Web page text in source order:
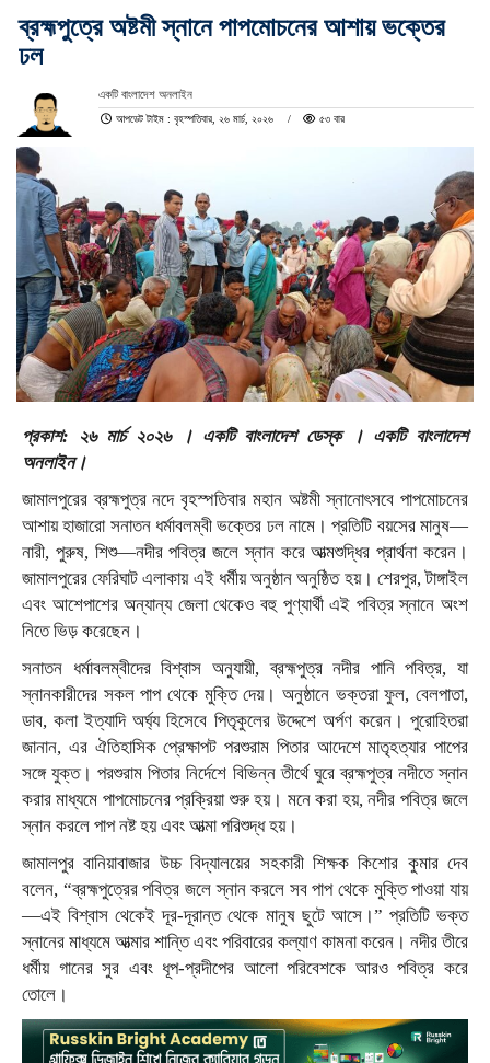
ব্রহ্মপুত্রে অষ্টমী স্নানে পাপমোচনের আশায় ভক্তের
ঢল
একটি বাংলাদেশ অনলাইন
আপডেট টাইম : বৃহস্পতিবার, ২৬ মার্চ, ২০২৬ ৫৩ বার
প্রকাশ: ২৬ মার্চ ২০২৬ । একটি বাংলাদেশ ডেস্ক । একটি বাংলাদেশ
অনলাইন।
জামালপুরের ব্রহ্মপুত্র নদে বৃহস্পতিবার মহান অষ্টমী স্নানোৎসবে পাপমোচনের
আশায় হাজারো সনাতন ধর্মাবলম্বী ভক্তের ঢল নামে। প্রতিটি বয়সের মানুষ—
নারী, পুরুষ, শিশু—নদীর পবিত্র জলে স্নান করে আত্মশুদ্ধির প্রার্থনা করেন।
জামালপুরের ফেরিঘাট এলাকায় এই ধর্মীয় অনুষ্ঠান অনুষ্ঠিত হয়। শেরপুর, টাঙ্গাইল
এবং আশেপাশের অন্যান্য জেলা থেকেও বহু পুণ্যার্থী এই পবিত্র স্নানে অংশ
নিতে ভিড় করেছেন।
সনাতন ধর্মাবলম্বীদের বিশ্বাস অনুযায়ী, ব্রহ্মপুত্র নদীর পানি পবিত্র, যা
স্নানকারীদের সকল পাপ থেকে মুক্তি দেয়। অনুষ্ঠানে ভক্তরা ফুল, বেলপাতা,
ডাব, কলা ইত্যাদি অর্ঘ্য হিসেবে পিতৃকুলের উদ্দেশে অর্পণ করেন। পুরোহিতরা
জানান, এর ঐতিহাসিক প্রেক্ষাপট পরশুরাম পিতার আদেশে মাতৃহত্যার পাপের
সঙ্গে যুক্ত। পরশুরাম পিতার নির্দেশে বিভিন্ন তীর্থে ঘুরে ব্রহ্মপুত্র নদীতে স্নান
করার মাধ্যমে পাপমোচনের প্রক্রিয়া শুরু হয়। মনে করা হয়, নদীর পবিত্র জলে
স্নান করলে পাপ নষ্ট হয় এবং আত্মা পরিশুদ্ধ হয়।
জামালপুর বানিয়াবাজার উচ্চ বিদ্যালয়ের সহকারী শিক্ষক কিশোর কুমার দেব
বলেন, “ব্রহ্মপুত্রের পবিত্র জলে স্নান করলে সব পাপ থেকে মুক্তি পাওয়া যায়
—এই বিশ্বাস থেকেই দূর-দূরান্ত থেকে মানুষ ছুটে আসে।” প্রতিটি ভক্ত
স্নানের মাধ্যমে আত্মার শান্তি এবং পরিবারের কল্যাণ কামনা করেন। নদীর তীরে
ধর্মীয় গানের সুর এবং ধূপ-প্রদীপের আলো পরিবেশকে আরও পবিত্র করে
তোলে।